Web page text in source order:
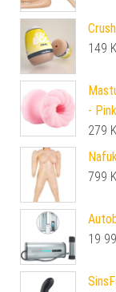
149
- Pink
279
799
19